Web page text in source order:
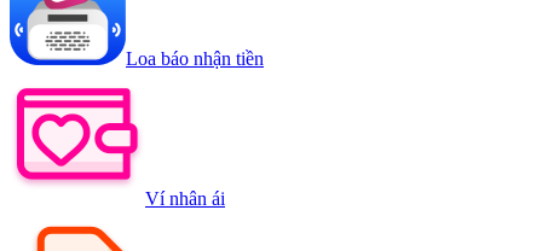
Loa báo nhận tiền
Ví nhân ái